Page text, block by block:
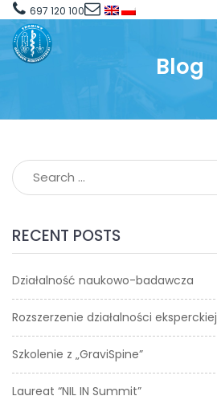
697 120 100
Blog
RECENT POSTS
Działalność naukowo-badawcza
Rozszerzenie działalności eksperckiej
Szkolenie z „GraviSpine”
Laureat “NIL IN Summit”